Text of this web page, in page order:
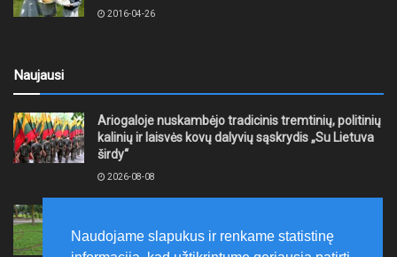
2016-04-26
Naujausi
Ariogaloje nuskambėjo tradicinis tremtinių, politinių
kalinių ir laisvės kovų dalyvių sąskrydis „Su Lietuva
širdy“
2026-08-08
laikytis Kelių eismo taisyklių, tausoti aplinką
2026-08-08
Naudojame slapukus ir renkame statistinę